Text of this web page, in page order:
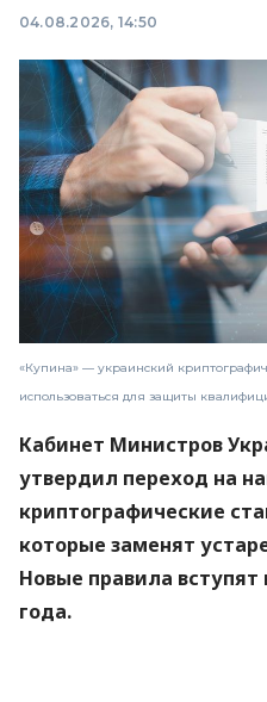
04.08.2026, 14:50
«Купина» — украинский
использоваться для защиты
Кабинет Министров
утвердил переход на
криптографические
которые заменят
Новые правила вступят
года.